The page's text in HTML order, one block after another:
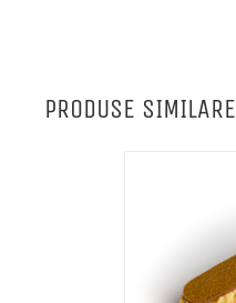
PRODUSE SIMILARE